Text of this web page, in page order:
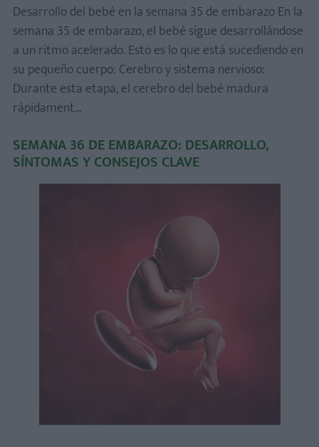
Desarrollo del bebé en la semana 35 de embarazo En la
semana 35 de embarazo, el bebé sigue desarrollándose
a un ritmo acelerado. Esto es lo que está sucediendo en
su pequeño cuerpo: Cerebro y sistema nervioso:
Durante esta etapa, el cerebro del bebé madura
rápidament...
SEMANA 36 DE EMBARAZO: DESARROLLO,
SÍNTOMAS Y CONSEJOS CLAVE